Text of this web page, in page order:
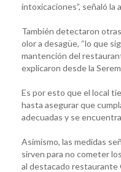
intoxicaciones”, señaló la
También detectaron
olor a desagüe, “lo que
mantención del
explicaron desde la
Es por esto que el local
hasta asegurar que
adecuadas y se
Asimismo, las medidas
sirven para no cometer
al destacado restaurante